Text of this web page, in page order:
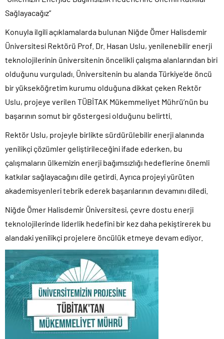
Sağlayacağız”
Konuyla ilgili açıklamalarda bulunan Niğde Ömer Halisdemir
Üniversitesi Rektörü Prof. Dr. Hasan Uslu, yenilenebilir enerji
teknolojilerinin üniversitenin öncelikli çalışma alanlarından biri
olduğunu vurguladı. Üniversitenin bu alanda Türkiye’de öncü
bir yükseköğretim kurumu olduğuna dikkat çeken Rektör
Uslu, projeye verilen TÜBİTAK Mükemmeliyet Mührü’nün bu
başarının somut bir göstergesi olduğunu belirtti.
Rektör Uslu, projeyle birlikte sürdürülebilir enerji alanında
yenilikçi çözümler geliştirileceğini ifade ederken, bu
çalışmaların ülkemizin enerji bağımsızlığı hedeflerine önemli
katkılar sağlayacağını dile getirdi. Ayrıca projeyi yürüten
akademisyenleri tebrik ederek başarılarının devamını diledi.
Niğde Ömer Halisdemir Üniversitesi, çevre dostu enerji
teknolojilerinde liderlik hedefini bir kez daha pekiştirerek bu
alandaki yenilikçi projelere öncülük etmeye devam ediyor.